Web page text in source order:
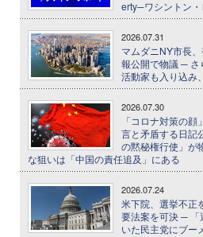
erty─ワシントン・
2026.07.31
マムダニNY市長
報公開で物議 ─ さ
活動家も入り込み
2026.07.30
「コロナ対策の
言と矛盾する日記
の黙秘権行使」が
な狙いは「中国の責任追及」にある
2026.07.24
米下院、選挙不正
要法案を可決 ─ 「
いた民主党にブー